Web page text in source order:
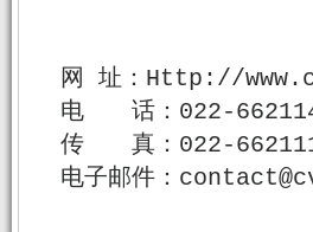
网 址：Http://
电 话：022-
传 真：022-
电子邮件：